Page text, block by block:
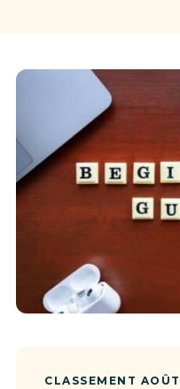
CLASSEMENT